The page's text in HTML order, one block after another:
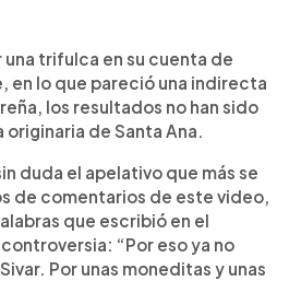
trifulca en su cuenta de
en lo que pareció una indirecta
los resultados no han sido
originaria de Santa Ana.
duda el apelativo que más se
de comentarios de este video,
que escribió en el
“Por eso ya no
Por unas moneditas y unas